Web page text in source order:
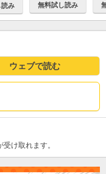
読み 無料試し読み
ウェブで読む
け取れます。